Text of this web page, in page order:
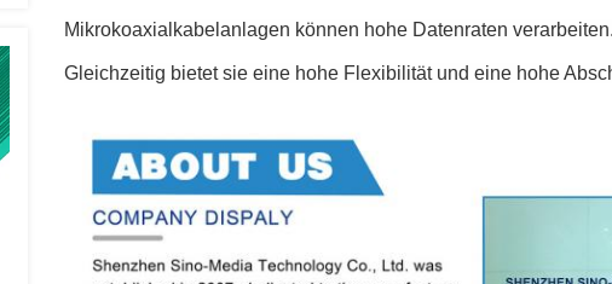
Mikrokoaxialkabelanlagen können hohe Datenraten verarbeiten.
Gleichzeitig bietet sie eine hohe Flexibilität und eine hohe